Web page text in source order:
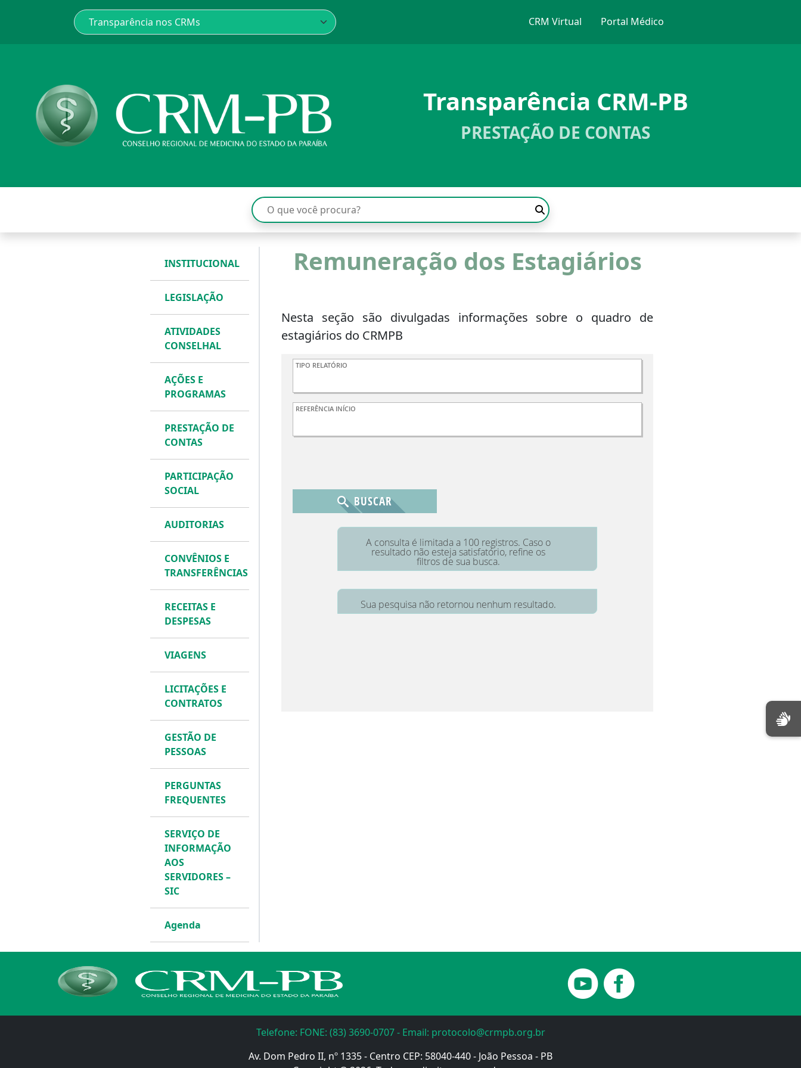
CRM Virtual Portal Médico
Transparência CRM-PB
PRESTAÇÃO DE CONTAS
INSTITUCIONAL
LEGISLAÇÃO
ATIVIDADES
CONSELHAL
AÇÕES E
PROGRAMAS
PRESTAÇÃO DE
CONTAS
PARTICIPAÇÃO
SOCIAL
AUDITORIAS
CONVÊNIOS E
TRANSFERÊNCIAS
RECEITAS E
DESPESAS
VIAGENS
LICITAÇÕES E
CONTRATOS
GESTÃO DE
PESSOAS
PERGUNTAS
FREQUENTES
SERVIÇO DE
INFORMAÇÃO
AOS
SERVIDORES –
SIC
Agenda
Remuneração dos Estagiários
Nesta seção são divulgadas informações sobre o quadro de
estagiários do CRMPB
Telefone: FONE: (83) 3690-0707 - Email: protocolo@crmpb.org.br
Av. Dom Pedro II, nº 1335 - Centro CEP: 58040-440 - João Pessoa - PB